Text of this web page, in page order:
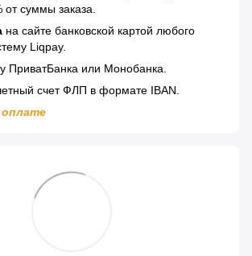
от суммы заказа.
на сайте банковской картой любого
Liqpay.
ПриватБанка или Монобанка.
счет ФЛП в формате IBAN.
оплате